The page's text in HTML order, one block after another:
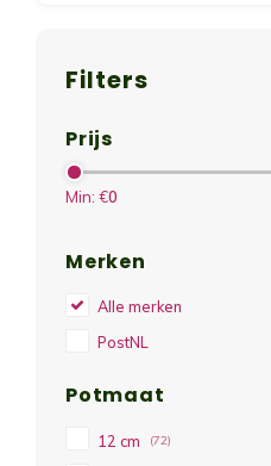
Filters
Prijs
Min: €0
Merken
Alle merken
PostNL
Potmaat
12 cm (72)